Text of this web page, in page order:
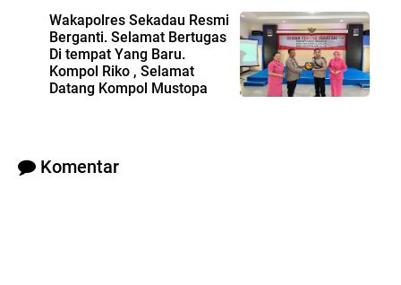
Wakapolres Sekadau Resmi
Berganti. Selamat Bertugas
Di tempat Yang Baru.
Kompol Riko , Selamat
Datang Kompol Mustopa
Komentar